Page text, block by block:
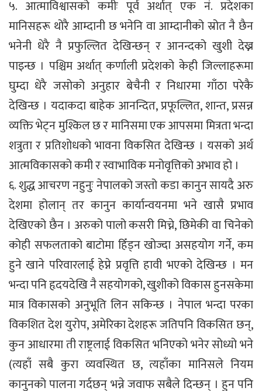
५. आत्माविश्वासको कमीः पूर्व अर्थात् एक नं. प्रदेशका
मानिसहरू थोरै आम्दानी छ भनेनि वा आम्दानीको स्रोत नै छैन
भनेनी धेरै नै प्रफुल्लित देखिन्छन् र आनन्दको खुशी देख्न
पाइन्छ । पश्चिम अर्थात् कर्णाली प्रदेशको केही जिल्लाहरूमा
घुम्दा धेरै जसोको अनुहार बेचैनी र निधारमा गाँठा परेकै
देखिन्छ । यदाकदा बाहेक आनन्दित, प्रफूल्लित, शान्त, प्रसन्न
व्यक्ति भेट्न मुश्किल छ र मानिसमा एक आपसमा मित्रता भन्दा
शत्रुता र प्रतिशोधको भावना विकसित देखिन्छ । यसको अर्थ
आत्मविकासको कमी र स्वाभाविक मनोवृत्तिको अभाव हो ।
६. शुद्ध आचरण नहुनुः नेपालको जस्तो कडा कानुन सायदै अरु
देशमा होलान् तर कानुन कार्यान्वयनमा भने खासै प्रभाव
देखिएको छैन । अरुको पालो कसरी मिच्ने, छिमेकी वा चिनेको
कोही सफलताको बाटोमा हिँड्न खोज्दा असहयोग गर्ने, कम
हुने खाने परिवारलाई हेप्ने प्रवृत्ति हावी भएको देखिन्छ । मन
भन्दा पनि हृदयदेखि नै सहयोगको, खुशीको विकास हुनसकेमा
मात्र विकासको अनुभूति लिन सकिन्छ । नेपाल भन्दा परका
विकशित देश युरोप, अमेरिका देशहरू जतिपनि विकसित छन्,
कुन आधारमा ती राष्ट्रलाई विकसित भनिएको भनेर सोध्यो भने
(त्यहाँ सबै कुरा व्यवस्थित छ, त्यहाँका मानिसले नियम
कानुनको पालना गर्दछन् भन्ने जवाफ सबैले दिन्छन् । हुन पनि